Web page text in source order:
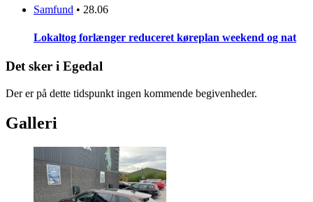
Samfund • 28.06
Lokaltog forlænger reduceret køreplan weekend og nat
Det sker i Egedal
Der er på dette tidspunkt ingen kommende begivenheder.
Galleri